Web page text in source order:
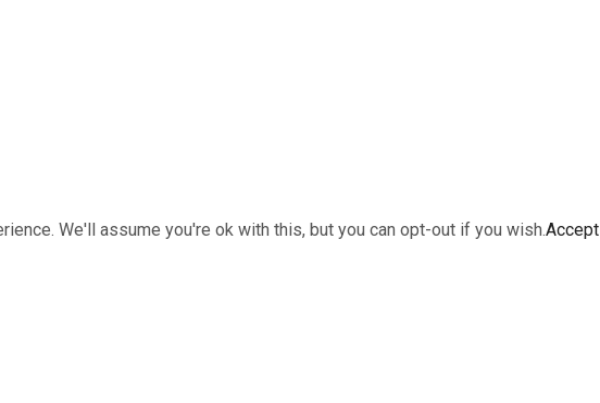
We'll assume you're ok with this, but you can opt-out if you wish.Accept